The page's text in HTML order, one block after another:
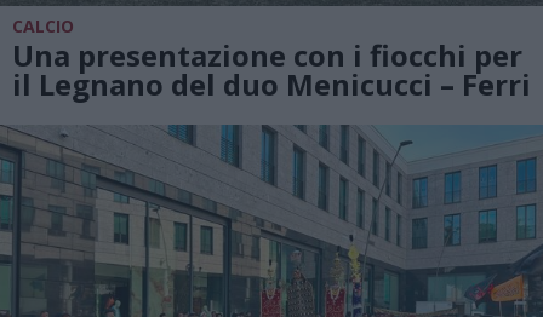
CALCIO
Una presentazione con i fiocchi per
il Legnano del duo Menicucci – Ferri